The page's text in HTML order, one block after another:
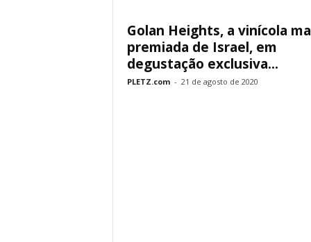
Golan Heights, a vinícola
premiada de Israel, em
degustação exclusiva...
PLETZ.com - 21 de agosto de 2020